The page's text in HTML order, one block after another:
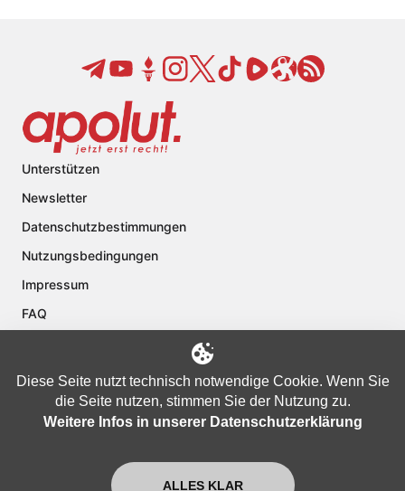
Unterstützen
Newsletter
Datenschutzbestimmungen
Nutzungsbedingungen
Impressum
FAQ
Diese Seite nutzt technisch notwendige Cookie. Wenn Sie
die Seite nutzen, stimmen Sie der Nutzung zu.
Weitere Infos in unserer Datenschutzerklärung
ALLES KLAR